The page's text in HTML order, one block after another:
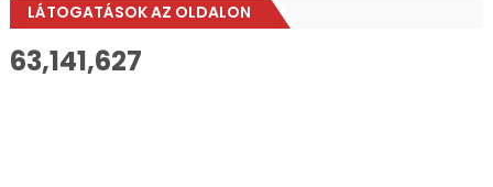
LÁTOGATÁSOK AZ OLDALON
63,141,627